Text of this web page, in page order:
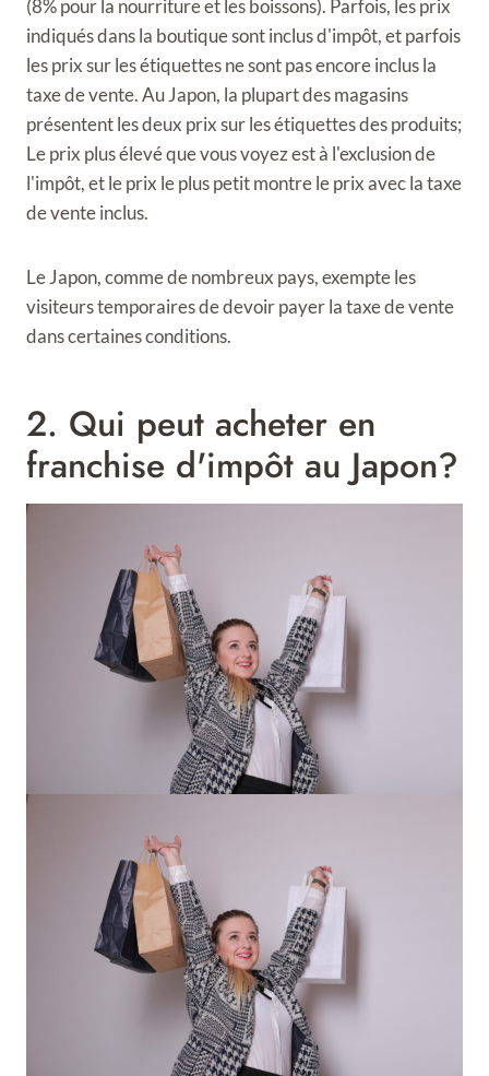
(8% pour la nourriture et les boissons). Parfois, les prix
indiqués dans la boutique sont inclus d'impôt, et parfois
les prix sur les étiquettes ne sont pas encore inclus la
taxe de vente. Au Japon, la plupart des magasins
présentent les deux prix sur les étiquettes des produits;
Le prix plus élevé que vous voyez est à l'exclusion de
l'impôt, et le prix le plus petit montre le prix avec la taxe
de vente inclus.
Le Japon, comme de nombreux pays, exempte les
visiteurs temporaires de devoir payer la taxe de vente
dans certaines conditions.
2. Qui peut acheter en
franchise d'impôt au Japon?